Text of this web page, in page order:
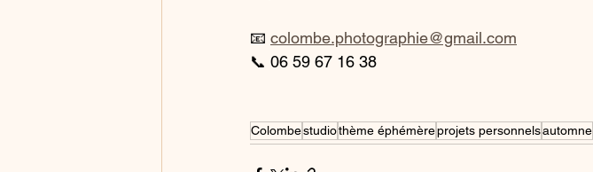
📧 colombe.photographie@gmail.com
📞 06 59 67 16 38
Colombestudiothème éphémèreprojets personnelsautomne